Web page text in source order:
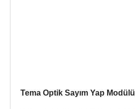
Tema Optik Sayım Yap Modülü